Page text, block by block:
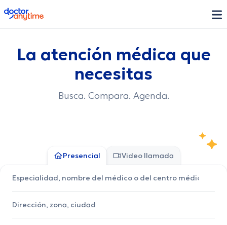
doctoranytime
La atención médica que
necesitas
Busca. Compara. Agenda.
Presencial Video llamada